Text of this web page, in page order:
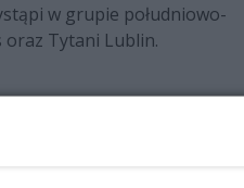
w grupie południowo-
oraz Tytani Lublin.